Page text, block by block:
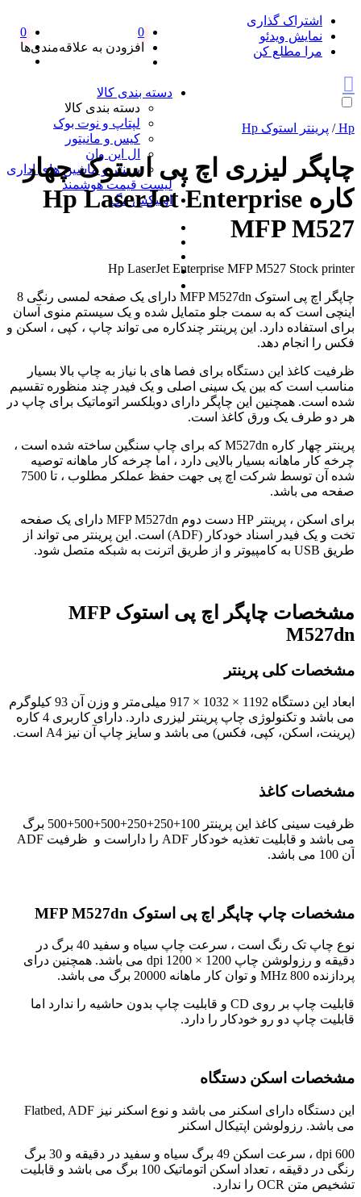
اشتراک گذاری
نمایش ویدئو
مرا مطلع کن
0
افزودن به علاقه‌مندی‌ها
0
دسته بندی کالا
دسته بندی کالا
لپتاپ و نوت بوک
کیس و مانیتور
ال این وان
پرینتر و ماشین های اداری
لیست قیمت هوشمند
اونیکس مگ
Hp
/ پرینتر استوک Hp
چاپگر لیزری اچ پی استوک چهار
کاره Hp LaserJet Enterprise
MFP M527
Hp LaserJet Enterprise MFP M527 Stock printer
چاپگر اچ پی استوک MFP M527dn دارای یک صفحه لمسی رنگی 8
اینچی است که به سمت جلو متمایل شده و یک سیستم منوی آسان
برای استفاده دارد. این پرینتر چندکاره می تواند چاپ ، کپی ، اسکن و
فکس را انجام دهد.
ظرفیت کاغذ این دستگاه برای فصا های با نیاز به چاپ بالا بسیار
مناسب است که بین یک سینی اصلی و یک فیدر چند منظوره تقسیم
شده است. همچنین این چاپگر دارای دوبلکسر اتوماتیک برای چاپ در
هر دو طرف یک ورق کاغذ است.
پرینتر چهار کاره M527dn که برای چاپ سنگین ساخته شده است ،
چرخه کار ماهانه بسیار بالایی دارد ، اما چرخه کار ماهانه توصیه
شده آن توسط شرکت اچ پی جهت حفظ عملکر مطلوب ، تا 7500
صفحه می باشد.
برای اسکن ، پرینتر HP دست دوم MFP M527dn دارای یک صفحه
تخت و یک فیدر اسناد خودکار (ADF) است. این پرینتر می تواند از
طریق USB به کامپیوتر و از طریق اترنت به شبکه متصل شود.
مشخصات چاپگر اچ پی استوک MFP
M527dn
مشخصات کلی پرینتر
ابعاد این دستگاه 1192 × 1032 × 917 میلی‌متر و وزن آن 93 کیلوگرم
می باشد و تکنولوژی چاپ پرینتر لیزری دارد. دارای کاربری 4 کاره
(پرینت، اسکن، کپی، فکس) می باشد و سایز چاپ آن نیز A4 است.
مشخصات کاغذ
ظرفیت سینی کاغذ این پرینتر 100+250+250+500+500+500 برگ
می باشد و قابلیت تغذیه خودکار ADF را داراست و ظرفیت ADF
آن 100 می باشد.
مشخصات چاپ چاپگر اچ پی استوک MFP M527dn
نوع چاپ تک رنگ است ، سرعت چاپ سیاه و سفید 40 برگ در
دقیقه و رزولوشن چاپ 1200 × 1200 dpi می باشد. همچنین درای
پردازنده 800 MHz و توان کار ماهانه 20000 برگ می باشد.
قابلیت چاپ بر روی CD و قابلیت چاپ بدون حاشیه را ندارد اما
قابلیت چاپ دو رو خودکار را دارد.
مشخصات اسکن دستگاه
این دستگاه دارای اسکنر می باشد و نوع اسکنر نیز Flatbed, ADF
می باشد. رزولوشن اپتیکال اسکنر
600 dpi ، سرعت اسکن 49 برگ سیاه و سفید در دقیقه و 30 برگ
رنگی در دقیقه ، تعداد اسکن اتوماتیک 100 برگ می باشد و قابلیت
تشخیص متن OCR را ندارد.